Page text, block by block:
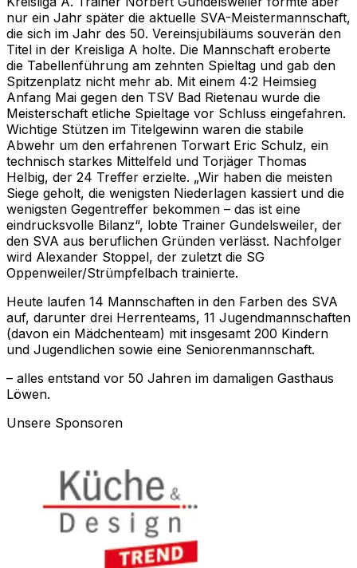
nur ein Jahr später die aktuelle SVA-Meistermannschaft,
die sich im Jahr des 50. Vereinsjubiläums souverän den
Titel in der Kreisliga A holte. Die Mannschaft eroberte
die Tabellenführung am zehnten Spieltag und gab den
Spitzenplatz nicht mehr ab. Mit einem 4:2 Heimsieg
Anfang Mai gegen den TSV Bad Rietenau wurde die
Meisterschaft etliche Spieltage vor Schluss eingefahren.
Wichtige Stützen im Titelgewinn waren die stabile
Abwehr um den erfahrenen Torwart Eric Schulz, ein
technisch starkes Mittelfeld und Torjäger Thomas
Helbig, der 24 Treffer erzielte. „Wir haben die meisten
Siege geholt, die wenigsten Niederlagen kassiert und die
wenigsten Gegentreffer bekommen – das ist eine
eindrucksvolle Bilanz“, lobte Trainer Gundelsweiler, der
den SVA aus beruflichen Gründen verlässt. Nachfolger
wird Alexander Stoppel, der zuletzt die SG
Oppenweiler/Strümpfelbach trainierte.
Heute laufen 14 Mannschaften in den Farben des SVA
auf, darunter drei Herrenteams, 11 Jugendmannschaften
(davon ein Mädchenteam) mit insgesamt 200 Kindern
und Jugendlichen sowie eine Seniorenmannschaft.
– alles entstand vor 50 Jahren im damaligen Gasthaus
Löwen.
Unsere Sponsoren